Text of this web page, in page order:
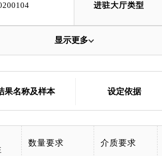
进驻大厅类型
显示更多
果名称及样本 设定依据
数量要求 介质要求